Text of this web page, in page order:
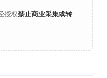
授权禁止商业采集或转